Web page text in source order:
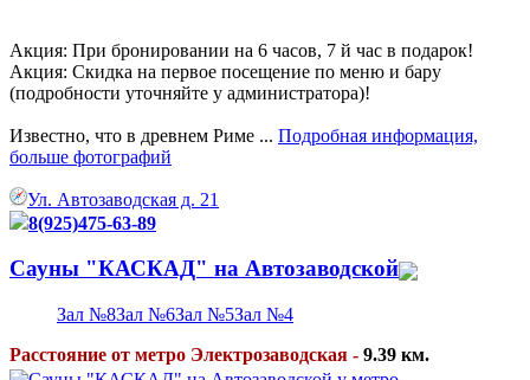
Акция: При бронировании на 6 часов, 7 й час в подарок!
Акция: Скидка на первое посещение по меню и бару
(подробности уточняйте у администратора)!
Известно, что в древнем Риме ... Подробная информация,
больше фотографий
Ул. Автозаводская д. 21
8(925)475-63-89
Сауны "КАСКАД" на Автозаводской
Зал №8Зал №6Зал №5Зал №4
Расстояние от метро Электрозаводская - 9.39 км.